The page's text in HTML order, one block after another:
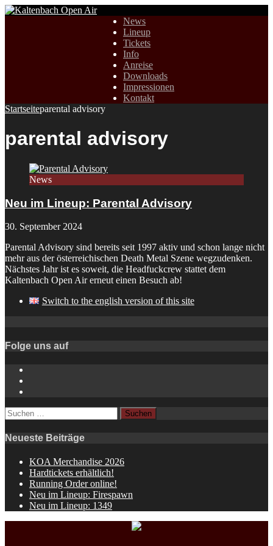
News
Lineup
Tickets
Info
Anreise
Downloads
Impressionen
Kontakt
Startseiteparental advisory
parental advisory
News
Neu im Lineup: Parental Advisory
30. September 2024
Parental Advisory sind bereits seit 1997 aktiv und schon lange nicht
mehr aus der österreichischen Death Metal Szene wegzudenken.
Nächstes Jahr ist es soweit, die Headfuckcrew stattet dem
Kaltenbach Open Air erneut einen Besuch ab!
Switch to the english version of this site
Folge uns auf
Suchen
nach:
Neueste Beiträge
KOA Merchandise 2026
Hardtickets erhältlich!
Running Order online!
Neu im Lineup: Firespawn
Neu im Lineup: 1349